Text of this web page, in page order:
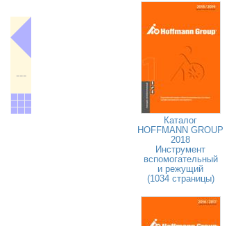
Каталог
HOFFMANN GROUP
2018
Инструмент
вспомогательный
и режущий
(1034 страницы)
---